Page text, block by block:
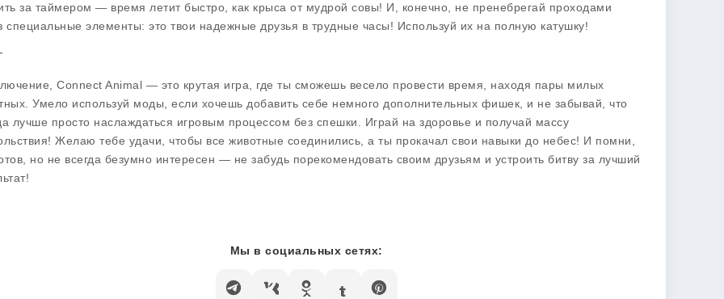
за таймером — время летит быстро, как крыса от мудрой совы! И, конечно, не пренебрегай проходами
специальные элементы: это твои надежные друзья в трудные часы! Используй их на полную катушку!
Connect Animal — это крутая игра, где ты сможешь весело провести время, находя пары милых
Умело используй моды, если хочешь добавить себе немного дополнительных фишек, и не забывай, что
лучше просто наслаждаться игровым процессом без спешки. Играй на здоровье и получай массу
Желаю тебе удачи, чтобы все животные соединились, а ты прокачал свои навыки до небес! И помни,
но не всегда безумно интересен — не забудь порекомендовать своим друзьям и устроить битву за лучший
Мы в социальных сетях: